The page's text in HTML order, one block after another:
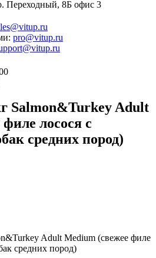
Переходный, 8Б офис 3
pro@vitup.ru
Salmon&Turkey Adult
лосося с
средних пород)
Adult Medium (свежее филе
средних пород)